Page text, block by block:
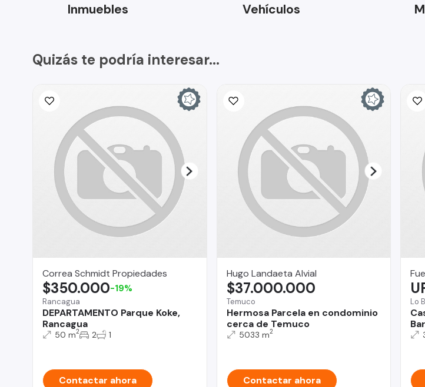
Inmuebles Vehículos
Quizás te podría interesar...
Correa Schmidt Propiedades
Rancagua
DEPARTAMENTO Parque Koke,
Rancagua
$350.000-19%
50 m2 2 1
Contactar ahora
Hugo Landaeta Alvial
Temuco
Hermosa Parcela en condominio
cerca de Temuco
$37.000.000
5033 m2
Contactar ahora
Lo